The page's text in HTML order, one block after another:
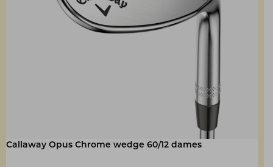
Callaway Opus Chrome wedge 60/12 dames